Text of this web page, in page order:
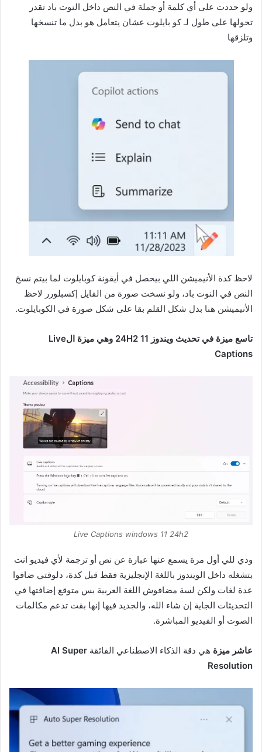
ولو حددت على أي كلمة أو جملة في النص داخل النوت باد تقدر
تحولها على طول لـ كو بايلوت عشان يتعامل هو بدل ما تنسخها
وتلزقها
لاحظ كدة الأنيميشن اللي بيحصل في أيقونة كوبايلوت لما بيتم نسخ
النص في النوت باد، ولو نسخت صورة من الفايل إكسبلورر لاحظ
الأنيميشن هنا بدل شكل القلم بقا على شكل صورة في الكوبايلوت.
تاسع ميزة في تحديث ويندوز 11 24H2 وهي ميزة الLive
Captions
Live Captions windows 11 24h2
ودي للي أول مرة يسمع عنها عبارة عن نص أو ترجمة لأي فيديو انت
بتشغله داخل الويندوز باللغة الإنجليزية فقط قبل كدة، دلوقتي ضافوا
عدة لغات ولكن لسة مضافوش اللغة العربية بس متوقع إضافتها في
التحديثات الجاية إن شاء الله، والجديد فيها إنها بقت تدعم مكالمات
الصوت أو الفيديو المباشرة.
عاشر ميزة هي دقة الذكاء الاصطناعي الفائقة AI Super
Resolution